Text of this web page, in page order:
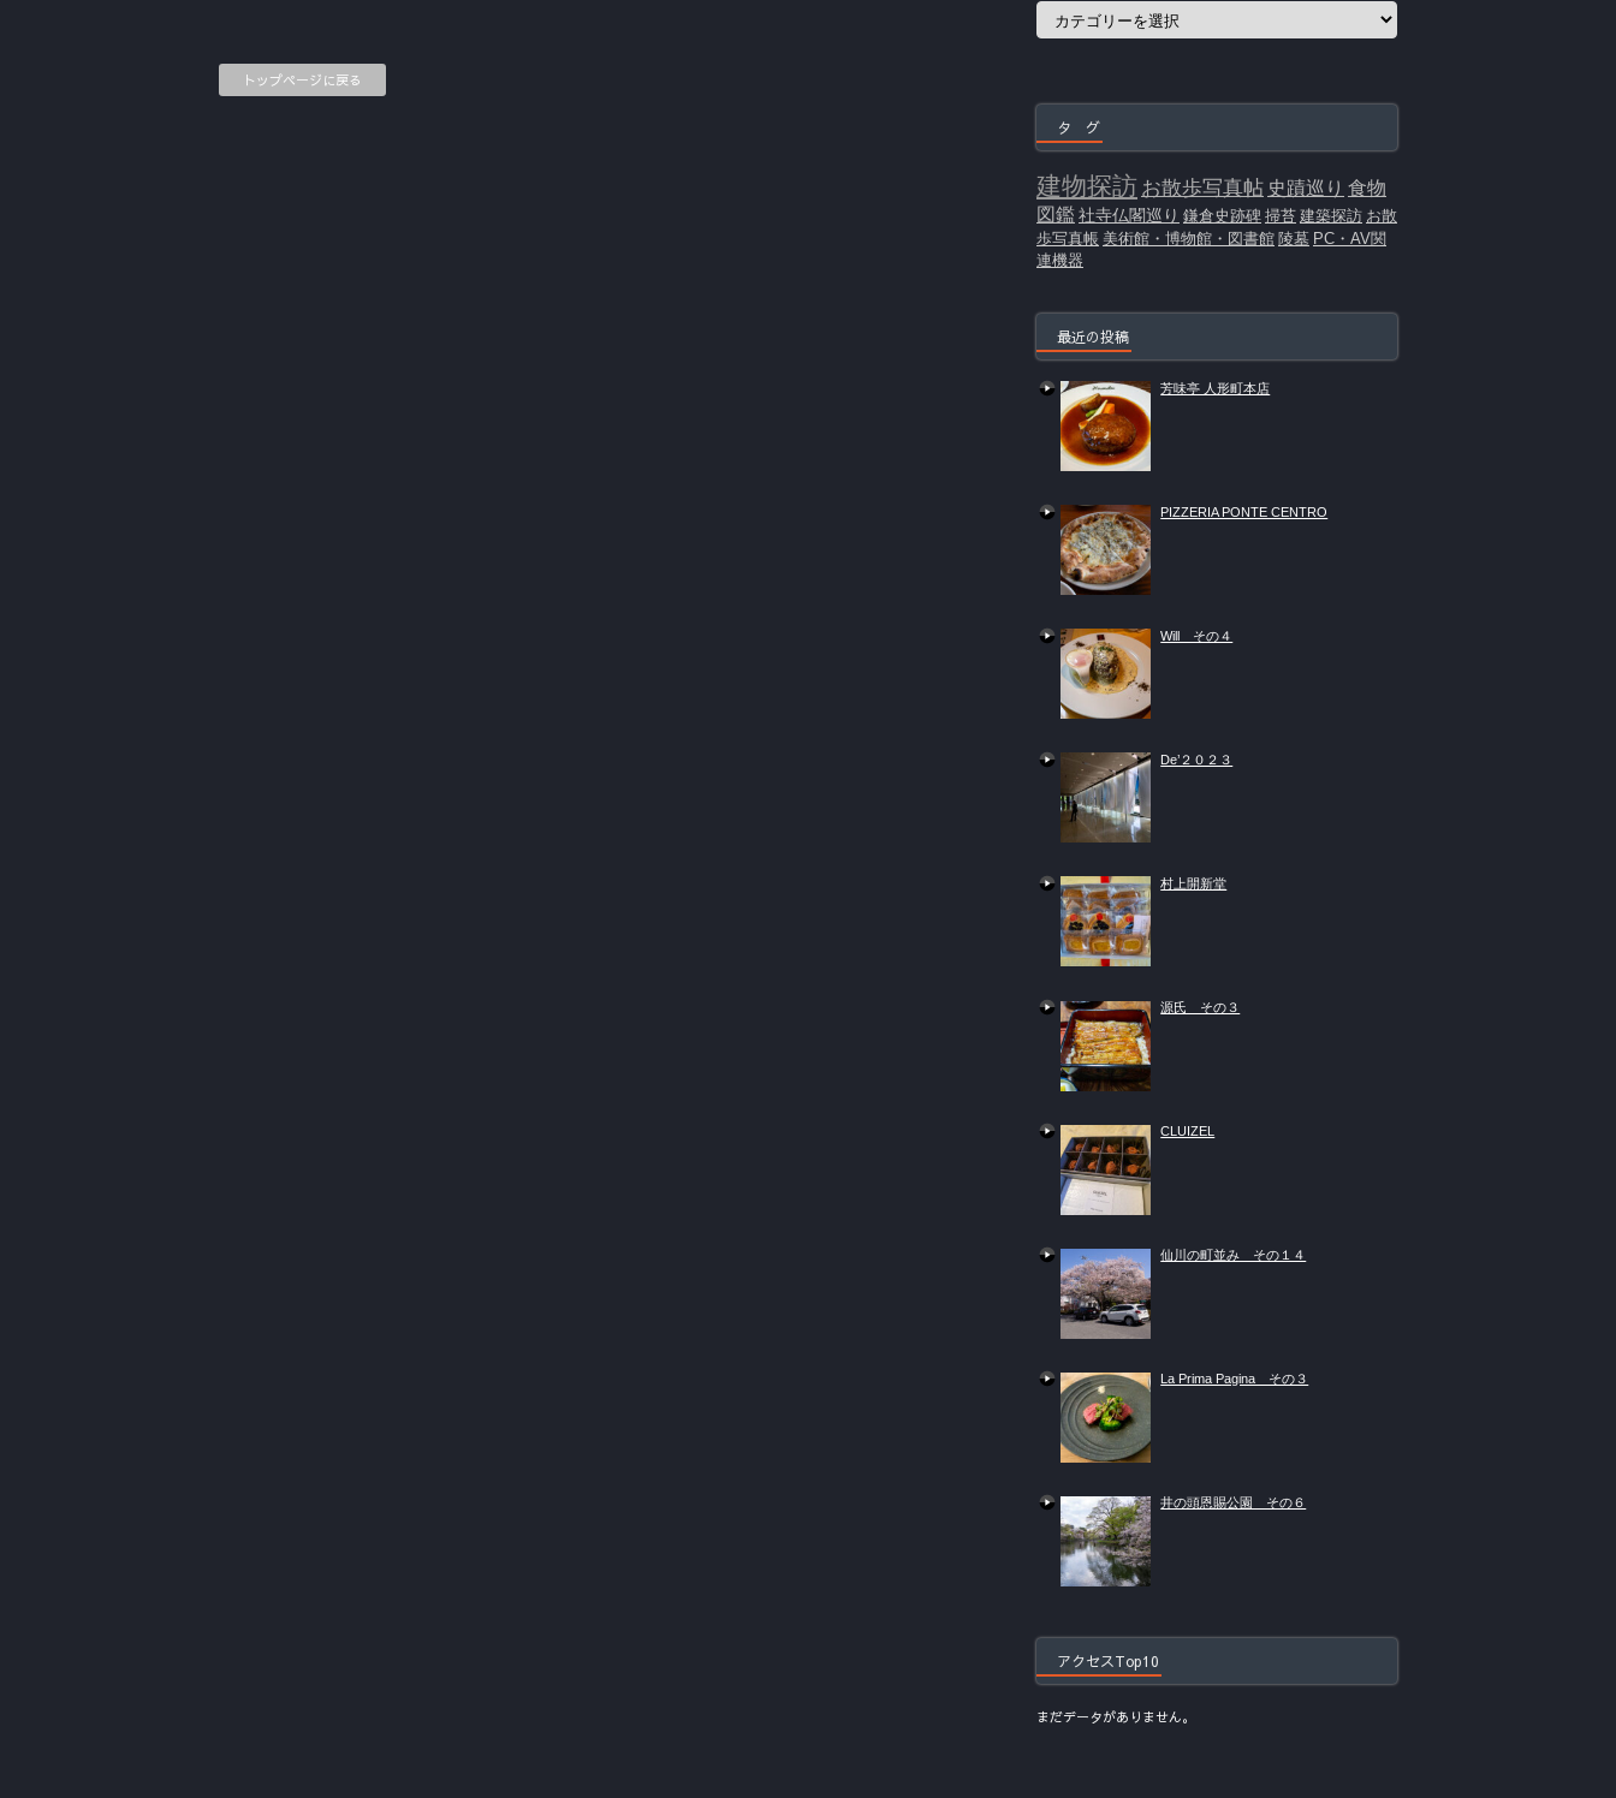
トップページに戻る
カ
タ グ
建物探訪 お散歩写真帖 史蹟巡り 食物
図鑑社寺仏閣巡り 鎌倉史跡碑 掃苔 建築探訪 お散
歩写真帳 美術館・博物館・図書館 陵墓 PC・AV関
連機器
最近の投稿
芳味亭 人形町本店
PIZZERIA PONTE CENTRO
Will その４
De’２０２３
村上開新堂
源氏 その３
CLUIZEL
仙川の町並み その１４
La Prima Pagina その３
井の頭恩賜公園 その６
アクセスTop10
まだデータがありません。